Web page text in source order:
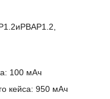
100 мАч
кейса: 950 мАч